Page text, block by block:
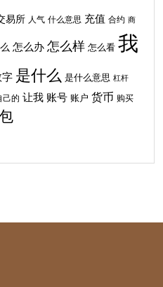
易所 人气 什么意思 充值 合约 商
怎么办 怎么样 怎么看 我
字 是什么 是什么意思 杠杆
己的 让我 账号 账户 货币 购买